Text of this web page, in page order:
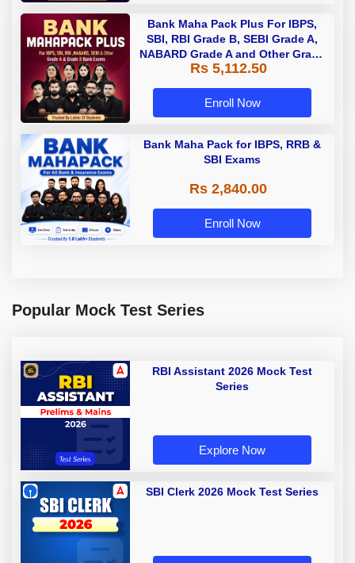
Bank Maha Pack Plus For IBPS,
SBI, RBI Grade B, SEBI Grade A,
NABARD Grade A and Other Grade
A & Grade B Bank Exams
Rs 5,112.50
Enroll Now
Bank Maha Pack for IBPS, RRB &
SBI Exams
Rs 2,840.00
Enroll Now
Popular Mock Test Series
RBI Assistant 2026 Mock Test
Series
Explore Now
SBI Clerk 2026 Mock Test Series